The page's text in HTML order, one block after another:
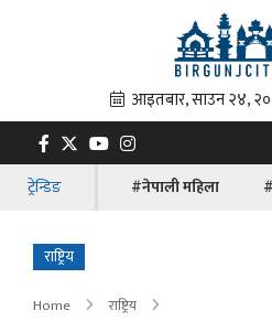
ट्रेन्डिङ #नेपाली महिला
राष्ट्रिय
Home
राष्ट्रिय